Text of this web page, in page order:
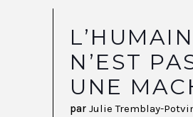
L’HUMAIN
N’EST
UNE
par Julie Tremblay-